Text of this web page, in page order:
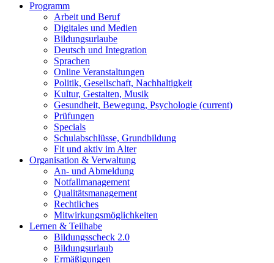
Programm
Arbeit und Beruf
Digitales und Medien
Bildungsurlaube
Deutsch und Integration
Sprachen
Online Veranstaltungen
Politik, Gesellschaft, Nachhaltigkeit
Kultur, Gestalten, Musik
Gesundheit, Bewegung, Psychologie (current)
Prüfungen
Specials
Schulabschlüsse, Grundbildung
Fit und aktiv im Alter
Organisation & Verwaltung
An- und Abmeldung
Notfallmanagement
Qualitätsmanagement
Rechtliches
Mitwirkungsmöglichkeiten
Lernen & Teilhabe
Bildungsscheck 2.0
Bildungsurlaub
Ermäßigungen